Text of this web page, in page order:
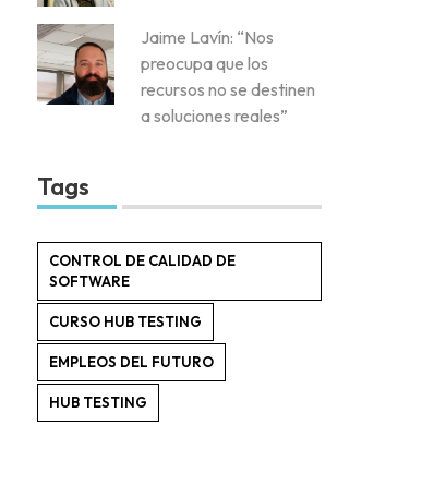
Jaime Lavín: “Nos
preocupa que los
recursos no se destinen
a soluciones reales”
Tags
CONTROL DE CALIDAD DE
SOFTWARE
CURSO HUB TESTING
EMPLEOS DEL FUTURO
HUB TESTING